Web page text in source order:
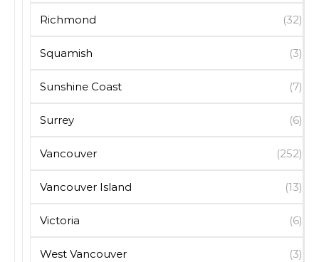
Richmond (32)
Squamish (3)
Sunshine Coast (7)
Surrey (6)
Vancouver (252)
Vancouver Island (13)
Victoria (6)
West Vancouver (3)